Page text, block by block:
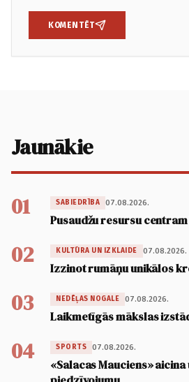
KOMENTĒT
Jaunākie
01 SABIEDRĪBA 07.08.2026.
Pusaudžu resursu
02 KULTŪRA UN IZKLAIDE 07.08.2026.
Izzinot rumāņu unikālos
03 NEDĒĻAS NOGALE 07.08.2026.
Laikmetīgās mākslas
04 SPORTS 07.08.2026.
«Salacas Mauciens»